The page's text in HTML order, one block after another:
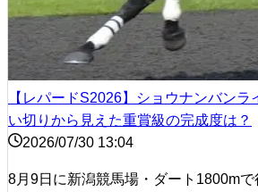
【レパードS2026】ショウナンバンラ
い切りから見えた重賞級の完成度は？
2026/07/30 13:04
8月9日に新潟競馬場・ダート1800m